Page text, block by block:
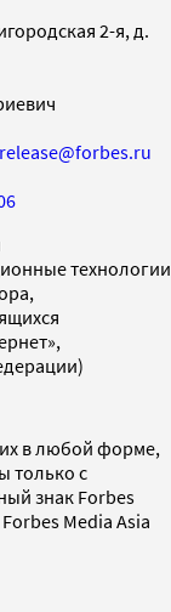
2-я, д.
технологии
в любой форме,
только с
знак Forbes
Media Asia